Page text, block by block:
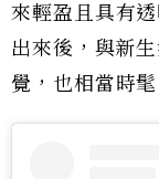
來輕盈且具有
出來後，與新
覺，也相當時髦